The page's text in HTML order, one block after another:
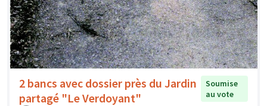
2 bancs avec dossier près du Jardin
partagé "Le Verdoyant"
Soumise
au vote